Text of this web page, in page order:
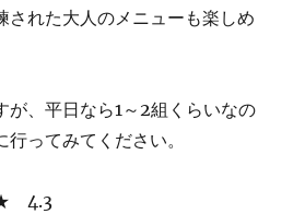
された大人のメニューも楽しめ
が、平日なら1～2組くらいなの
ってみてください。
4.3